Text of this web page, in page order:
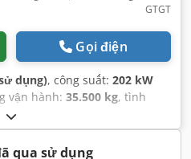
GTGT
Gọi điện
dụng), công suất: 202 kW
vận hành: 35.500 kg, tình
sản xuất:
hòa không khí,
qua sử dụng